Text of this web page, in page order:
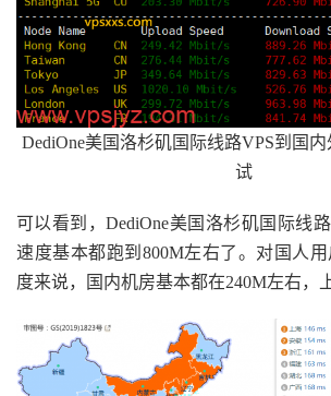
DediOne美国洛杉矶国际线路VPS到国
试
可以看到，DediOne美国洛杉矶国际线
速度基本都跑到800M左右了。对国人
度来说，国内机房基本都在240M左右，